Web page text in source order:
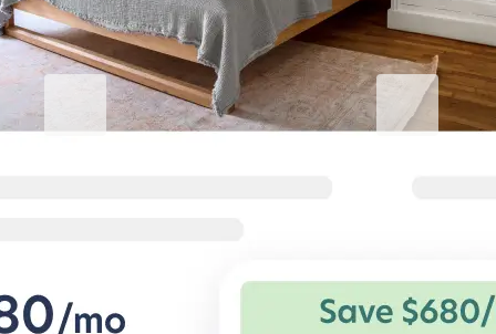
Condiciones flexibles y hogares
cómodos para viajeros corporativos.
especiales para